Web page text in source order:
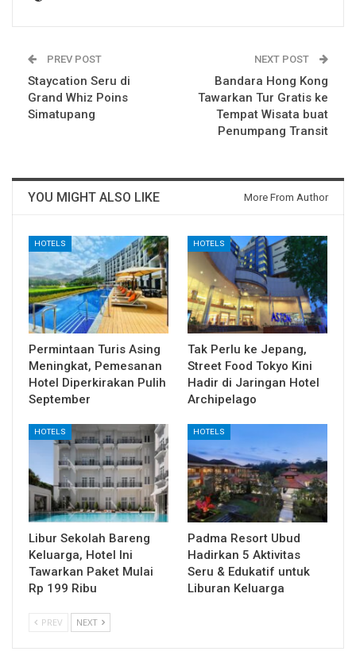
PREV POST
Staycation Seru di
Grand Whiz Poins
Simatupang
NEXT POST
Bandara Hong Kong
Tawarkan Tur Gratis ke
Tempat Wisata buat
Penumpang Transit
YOU MIGHT ALSO LIKE More From Author
HOTELS
Permintaan Turis Asing
Meningkat, Pemesanan
Hotel Diperkirakan Pulih
September
HOTELS
Tak Perlu ke Jepang,
Street Food Tokyo Kini
Hadir di Jaringan Hotel
Archipelago
HOTELS
Libur Sekolah Bareng
Keluarga, Hotel Ini
Tawarkan Paket Mulai
Rp 199 Ribu
HOTELS
Padma Resort Ubud
Hadirkan 5 Aktivitas
Seru & Edukatif untuk
Liburan Keluarga
PREV NEXT